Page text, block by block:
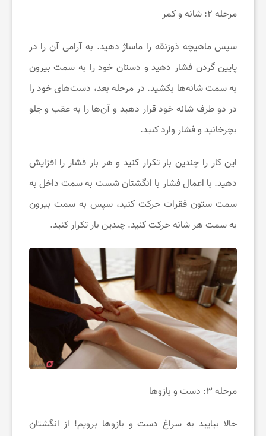
مرحله ۲: شانه و کمر
سپس ماهیچه ذوزنقه را ماساژ دهید. به آرامی آن را در
پایین گردن فشار دهید و دستان خود را به سمت بیرون
به سمت شانه‌ها بکشید. در مرحله بعد، دست‌های خود را
در دو طرف شانه خود قرار دهید و آن‌ها را به عقب و جلو
بچرخانید و فشار وارد کنید.
این کار را چندین بار تکرار کنید و هر بار فشار را افزایش
دهید. با اعمال فشار با انگشتان شست به سمت داخل به
سمت ستون فقرات حرکت کنید، سپس به سمت بیرون
به سمت هر شانه حرکت کنید. چندین بار تکرار کنید.
مرحله ۳: دست و بازوها
حالا بیایید به سراغ دست و بازوها برویم! از انگشتان